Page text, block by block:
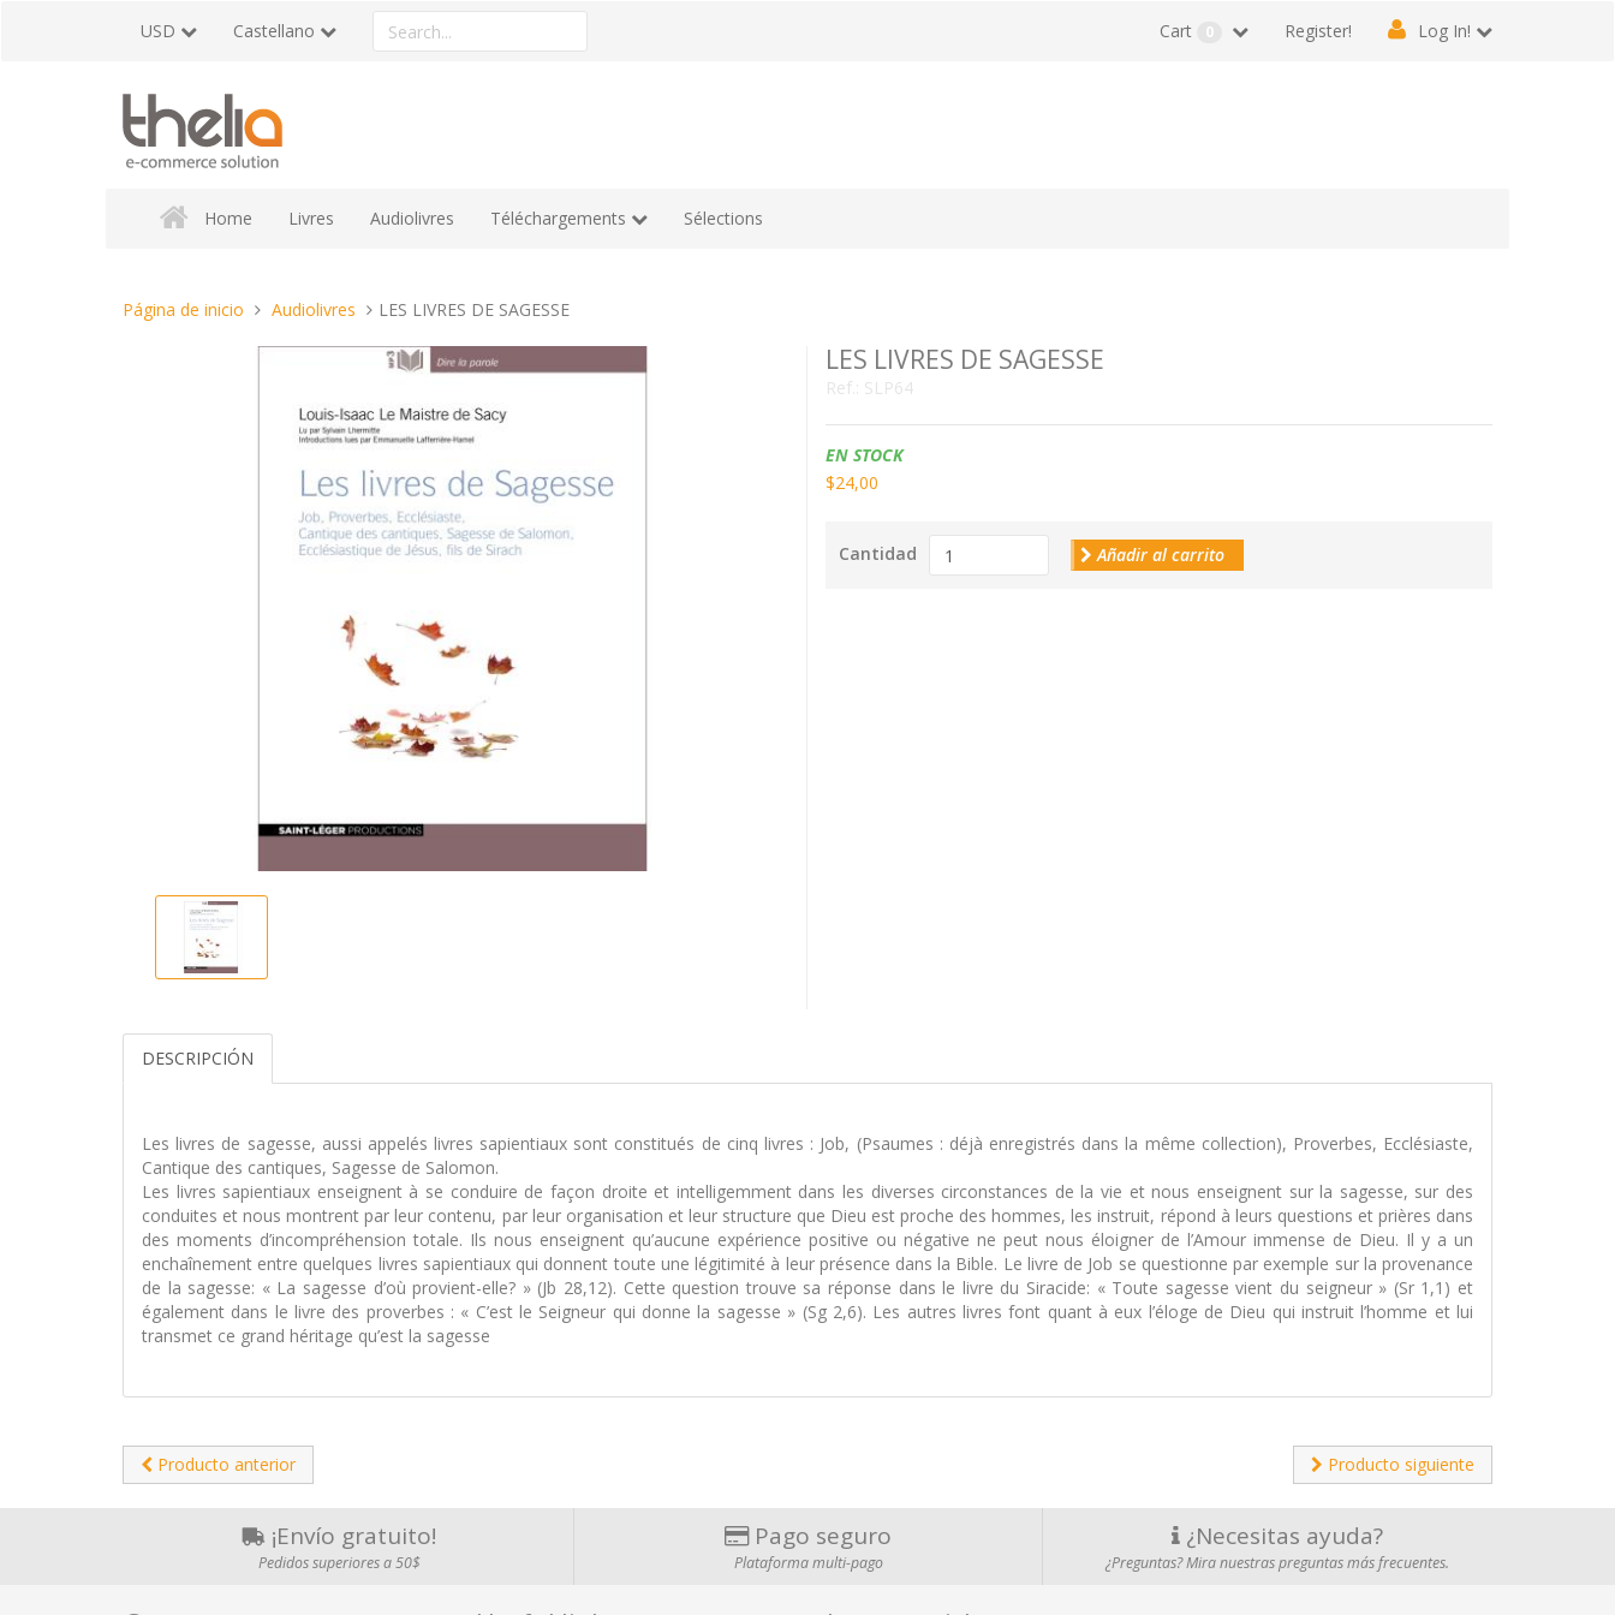
USD Castellano
Search
a
Register! Log In!
Cart 0
Home Livres Audiolivres Téléchargements Sélections
Estas
Página de inicio Audiolivres LES LIVRES DE SAGESSE
LES LIVRES DE SAGESSE
Ref.: SLP64
Disponibilidad:
EN STOCK
$24,00
Cantidad Añadir al carrito
DESCRIPCIÓN
Les livres de sagesse, aussi appelés livres sapientiaux sont constitués de cinq livres : Job, (Psaumes : déjà enregistrés dans la même collection), Proverbes, Ecclésiaste,
Cantique des cantiques, Sagesse de Salomon.
Les livres sapientiaux enseignent à se conduire de façon droite et intelligemment dans les diverses circonstances de la vie et nous enseignent sur la sagesse, sur des
conduites et nous montrent par leur contenu, par leur organisation et leur structure que Dieu est proche des hommes, les instruit, répond à leurs questions et prières dans
des moments d’incompréhension totale. Ils nous enseignent qu’aucune expérience positive ou négative ne peut nous éloigner de l’Amour immense de Dieu. Il y a un
enchaînement entre quelques livres sapientiaux qui donnent toute une légitimité à leur présence dans la Bible. Le livre de Job se questionne par exemple sur la provenance
de la sagesse: « La sagesse d’où provient-elle? » (Jb 28,12). Cette question trouve sa réponse dans le livre du Siracide: « Toute sagesse vient du seigneur » (Sr 1,1) et
également dans le livre des proverbes : « C’est le Seigneur qui donne la sagesse » (Sg 2,6). Les autres livres font quant à eux l’éloge de Dieu qui instruit l’homme et lui
transmet ce grand héritage qu’est la sagesse
Producto anterior Producto siguiente
¡Envío gratuito!
Pedidos superiores a 50$
Pago seguro
Plataforma multi-pago
¿Necesitas ayuda?
¿Preguntas? Mira nuestras preguntas más frecuentes.